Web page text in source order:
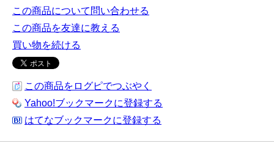
この商品について問い合わせる
この商品を友達に教える
買い物を続ける
この商品をログピでつぶやく
Yahoo!ブックマークに登録する
はてなブックマークに登録する